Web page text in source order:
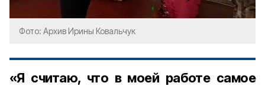
Фото: Архив Ирины Ковальчук
«Я считаю, что в моей работе самое